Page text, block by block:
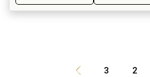
2
3